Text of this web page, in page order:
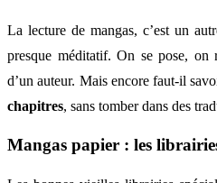
La lecture de mangas, c’est un
presque méditatif. On se pose, on
d’un auteur. Mais encore faut-il
chapitres, sans tomber dans des
Mangas papier : les